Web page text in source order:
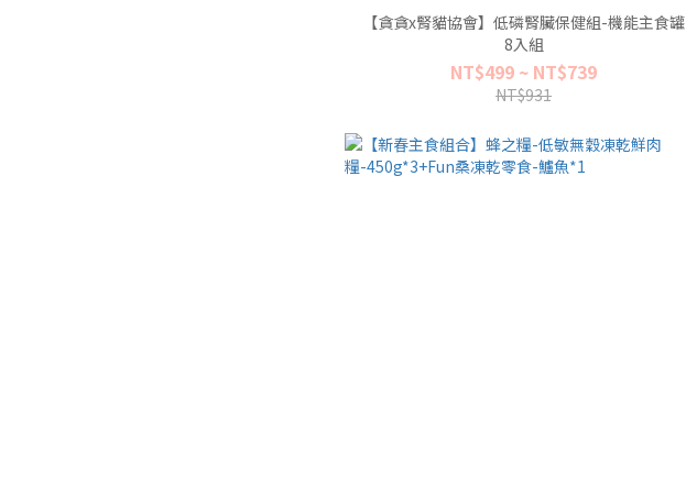
【貪貪x腎貓協會】低磷腎臟保健組-機能主食罐
8入組
NT$499 ~ NT$739
NT$931